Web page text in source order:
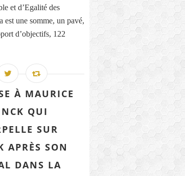
et d’Egalité des
est une somme, un pavé,
d’objectifs, 122
À MAURICE
QUI
SUR
APRÈS SON
DANS LA